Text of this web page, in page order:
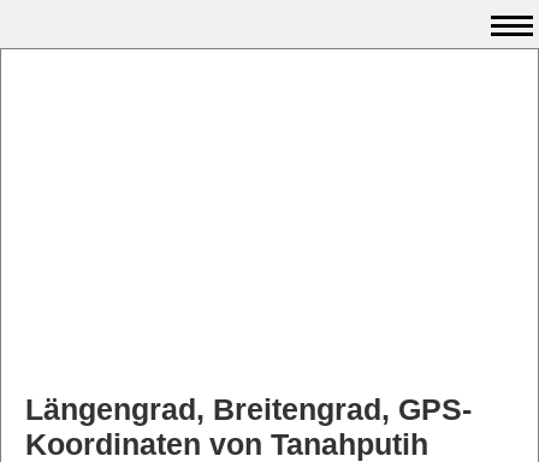
Längengrad, Breitengrad, GPS-
Koordinaten von Tanahputih